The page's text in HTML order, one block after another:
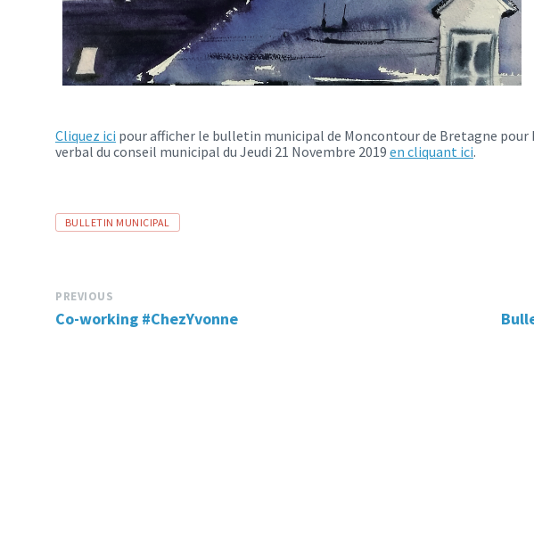
Cliquez ici pour afficher le bulletin municipal de Moncontour de Bretagne pour
verbal du conseil municipal du Jeudi 21 Novembre 2019 en cliquant ici.
TAGS:
TAGS:
BULLETIN MUNICIPAL
PREVIOUS
Co-working #ChezYvonne